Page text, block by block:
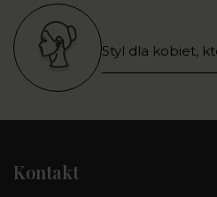
Styl dla kobiet,
Kontakt